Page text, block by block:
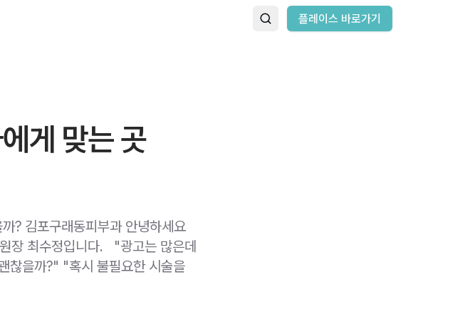
플레이스 바로가기
게 맞는 곳
? 김포구래동피부과 안녕하세요
장 최수정입니다. ​ ​ "광고는 많은데
찮을까?" "혹시 불필요한 시술을